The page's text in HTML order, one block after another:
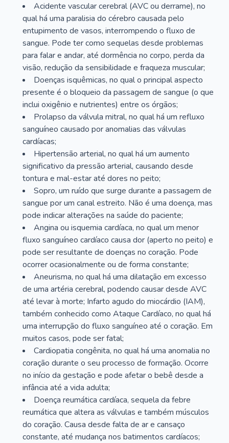
Acidente vascular cerebral (AVC ou derrame), no
qual há uma paralisia do cérebro causada pelo
entupimento de vasos, interrompendo o fluxo de
sangue. Pode ter como sequelas desde problemas
para falar e andar, até dormência no corpo, perda da
visão, redução da sensibilidade e fraqueza muscular;
Doenças isquêmicas, no qual o principal aspecto
presente é o bloqueio da passagem de sangue (o que
inclui oxigênio e nutrientes) entre os órgãos;
Prolapso da válvula mitral, no qual há um refluxo
sanguíneo causado por anomalias das válvulas
cardíacas;
Hipertensão arterial, no qual há um aumento
significativo da pressão arterial, causando desde
tontura e mal-estar até dores no peito;
Sopro, um ruído que surge durante a passagem de
sangue por um canal estreito. Não é uma doença, mas
pode indicar alterações na saúde do paciente;
Angina ou isquemia cardíaca, no qual um menor
fluxo sanguíneo cardíaco causa dor (aperto no peito) e
pode ser resultante de doenças no coração. Pode
ocorrer ocasionalmente ou de forma constante;
Aneurisma, no qual há uma dilatação em excesso
de uma artéria cerebral, podendo causar desde AVC
até levar à morte; Infarto agudo do miocárdio (IAM),
também conhecido como Ataque Cardíaco, no qual há
uma interrupção do fluxo sanguíneo até o coração. Em
muitos casos, pode ser fatal;
Cardiopatia congênita, no qual há uma anomalia no
coração durante o seu processo de formação. Ocorre
no início da gestação e pode afetar o bebê desde a
infância até a vida adulta;
Doença reumática cardíaca, sequela da febre
reumática que altera as válvulas e também músculos
do coração. Causa desde falta de ar e cansaço
constante, até mudança nos batimentos cardíacos;